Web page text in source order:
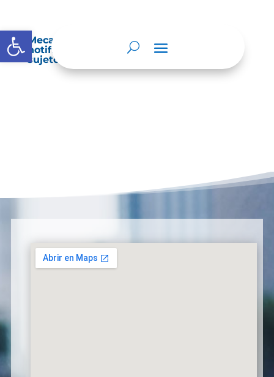
Abrir barra de herramientas
Mecanismos internos de supervisión,
notificación y vigilancia pertinente del
sujeto obligado